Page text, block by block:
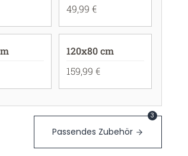
49,99 €
120x80 cm
159,99 €
Passendes Zubehör
3